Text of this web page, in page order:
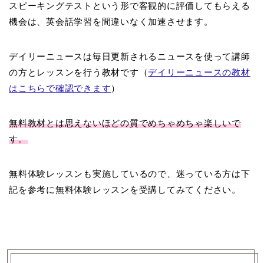
スピーキングテストという形で客観的に評価してもらえる
機会は、英会話学習を間違いなく加速させます。
デイリーニュースは毎日更新されるニュースを使って講師
の方とレッスンを行う教材です（デイリーニュースの教材
はこちらで確認できます）
無料教材とは思えないほどの質でめちゃめちゃ楽しいで
す。
無料体験レッスンも実施しているので、迷っている方は下
記を参考に無料体験レッスンを受講してみてください。